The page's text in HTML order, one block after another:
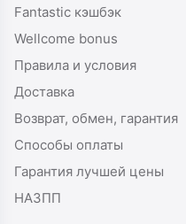
Fantastic кэшбэк
Wellcome bonus
Правила и условия
Доставка
Возврат, обмен, гарантия
Способы оплаты
Гарантия лучшей цены
НАЗПП